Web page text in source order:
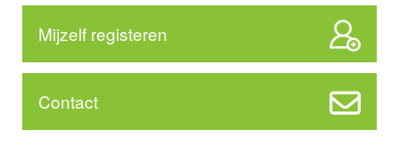
Mijzelf registeren
Contact